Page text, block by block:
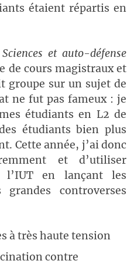
étaient répartis en
Sciences et auto-défense
de cours magistraux et
groupe sur un sujet de
ne fut pas fameux : je
étudiants en L2 de
étudiants bien plus
Cette année, j’ai donc
et d’utiliser
l’IUT en lançant les
controverses
à très haute tension
contre